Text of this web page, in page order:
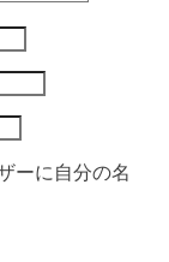
ーに自分の名